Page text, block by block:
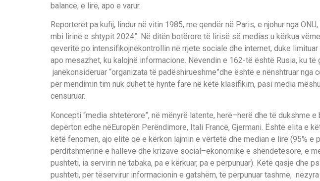
balancë, e lirë, apo e varur.
Reporterët pa kufij, lindur në vitin 1985, me qendër në Paris, e njohur nga ONU,
mbi lirinë e shtypit 2024”. Në ditën botërore të lirisë së medias u kërkua vëm
qeveritë po intensifikojnëkontrollin në rrjete sociale dhe internet, duke
apo mesazhet, ku kalojnë informacione. Nëvendin e 162-të është Rusia, ku të
janëkonsideruar “organizata të padëshirueshme”dhe është e nënshtruar nga
për mendimin tim nuk duhet të hynte fare në këtë klasifikim, pasi media më
censuruar.
Koncepti “media shtetërore”, në mënyrë latente, herë–herë dhe të dukshme e
depërton edhe nëEuropën Perëndimore, Itali Francë, Gjermani. Është elita e kë
këtë fenomen, ajo elitë që e kërkon lajmin e vërtetë dhe median e lirë (95% e
përditshmërinë e halleve dhe krizave social–ekonomikë e shëndetësore, e
pushteti, ia servirin në tabaka, pa e kërkuar, pa e përpunuar) . Këtë qasje dhe
pushteti, për tëservirur informacionin e gatshëm, të përpunuar tashmë, në